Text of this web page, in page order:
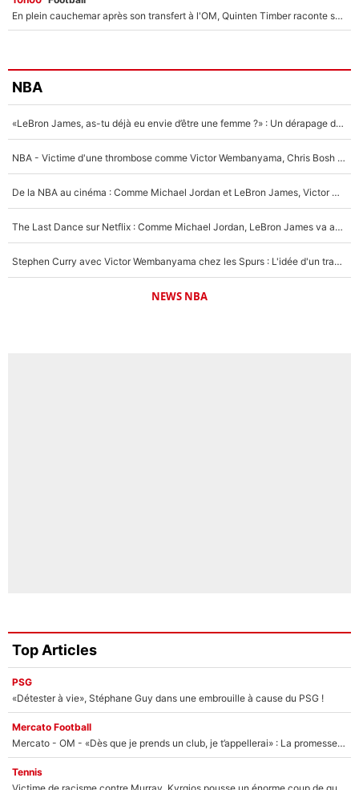
En plein cauchemar après son transfert à l'OM, Quinten Timber raconte ses doutes après sa signature à Marseille
NBA
«LeBron James, as-tu déjà eu envie d’être une femme ?» : Un dérapage de Donald Trump sur la superstar de la NBA refait surface
NBA - Victime d'une thrombose comme Victor Wembanyama, Chris Bosh prévient le Français des risques sur sa santé : «J’ai failli mourir sur le coup et j’ai été ramené à la vie»
De la NBA au cinéma : Comme Michael Jordan et LeBron James, Victor Wembanyama rêve d'une carrière d'acteur !
The Last Dance sur Netflix : Comme Michael Jordan, LeBron James va avoir le droit à sa série !
Stephen Curry avec Victor Wembanyama chez les Spurs : L'idée d'un trade historique est lancée en NBA !
NEWS NBA
Top Articles
PSG
«Détester à vie», Stéphane Guy dans une embrouille à cause du PSG !
Mercato Football
Mercato - OM - «Dès que je prends un club, je t’appellerai» : La promesse de Marcelino au moment de claquer la porte
Tennis